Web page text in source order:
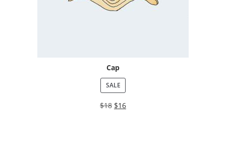
Cap
SALE
$18 $16